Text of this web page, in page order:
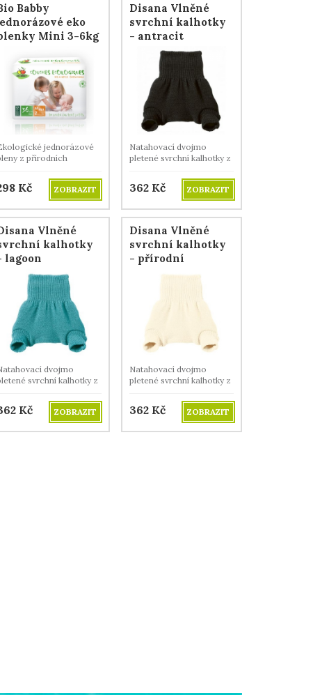
Babby
eko
Mini 3-6kg
jednorázové
z přírodních
vysoce savé.
Kč ZOBRAZIT
Disana Vlněné
svrchní kalhotky
- antracit
Natahovací dvojmo
pletené svrchní kalhotky z
362 Kč ZOBRAZIT
Vlněné
kalhotky
lagoon
dvojmo
svrchní kalhotky z
Kč ZOBRAZIT
Disana Vlněné
svrchní kalhotky
- přírodní
Natahovací dvojmo
pletené svrchní kalhotky z
362 Kč ZOBRAZIT